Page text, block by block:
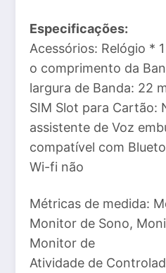
Especificações:
Acessórios: Relógio *
o comprimento da
largura de Banda: 22
SIM Slot para Cartão:
assistente de Voz
compatível com
Wi-fi não
Métricas de medida:
Monitor de Sono,
Monitor de
Atividade de